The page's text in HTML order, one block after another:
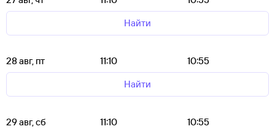
Найти
28 авг, пт 11:10
10:55
Найти
29 авг, сб 11:10
10:55